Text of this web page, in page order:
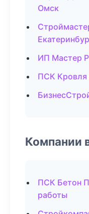
Омск
ИП Мастер
ПСК
Компании
ПСК Бетон
работы